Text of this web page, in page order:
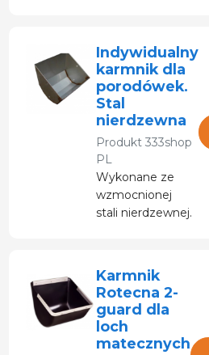
których znajduje
się karmnik.
Indywidualny
karmnik dla
porodówek.
Stal
nierdzewna
Produkt 333shop
PL
Wykonane ze
wzmocnionej
stali nierdzewnej.
Karmnik
Rotecna 2-
guard dla
loch
matecznych